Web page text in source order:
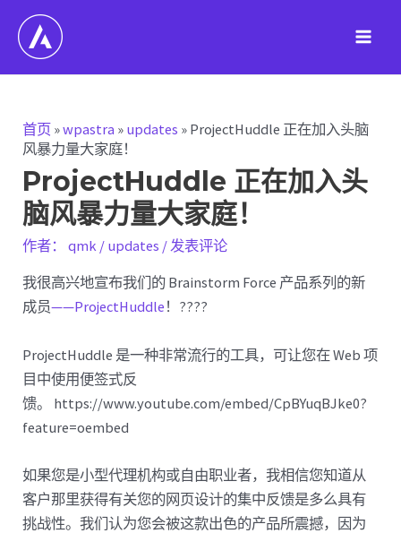
首页 »wpastra » updates » ProjectHuddle 正在加入头脑
风暴力量大家庭！
ProjectHuddle 正在加入头
脑风暴力量大家庭！
作者： qmk / updates /发表评论
我很高兴地宣布我们的 Brainstorm Force 产品系列的新
成员——ProjectHuddle ！????
ProjectHuddle 是一种非常流行的工具，可让您在 Web 项
目中使用便签式反
馈。 https://www.youtube.com/embed/CpBYuqBJke0?
feature=oembed
如果您是小型代理机构或自由职业者，我相信您知道从
客户那里获得有关您的网页设计的集中反馈是多么具有
挑战性。我们认为您会被这款出色的产品所震撼，因为